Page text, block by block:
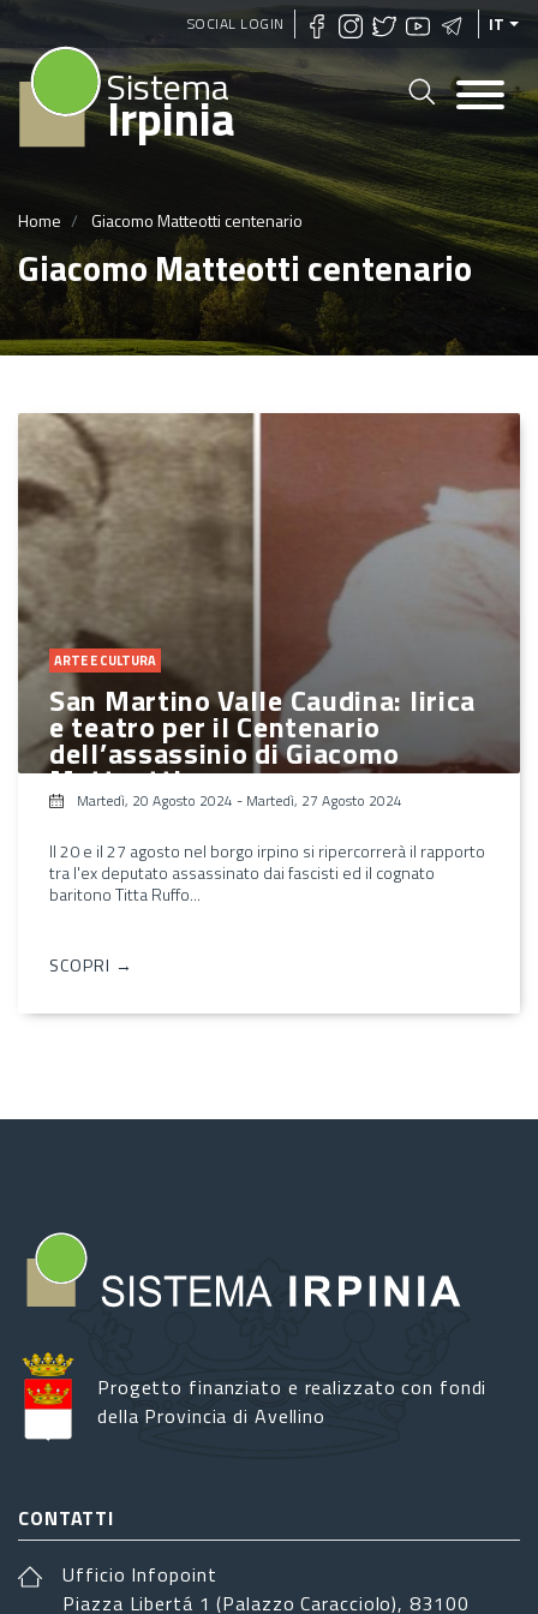
Salta
al
contenuto
principale
SOCIAL LOGIN IT
Sistema
Irpinia
Home Giacomo Matteotti centenario
Giacomo Matteotti centenario
ARTE E CULTURA
San Martino Valle Caudina: lirica
e teatro per il Centenario
dell’assassinio di Giacomo
Matteotti
Martedì, 20 Agosto 2024 - Martedì, 27 Agosto 2024
Il 20 e il 27 agosto nel borgo irpino si ripercorrerà il rapporto
tra l'ex deputato assassinato dai fascisti ed il cognato
baritono Titta Ruffo...
SCOPRI →
Progetto finanziato e realizzato con fondi
della Provincia di Avellino
CONTATTI
Ufficio Infopoint
Piazza Libertá 1 (Palazzo Caracciolo), 83100